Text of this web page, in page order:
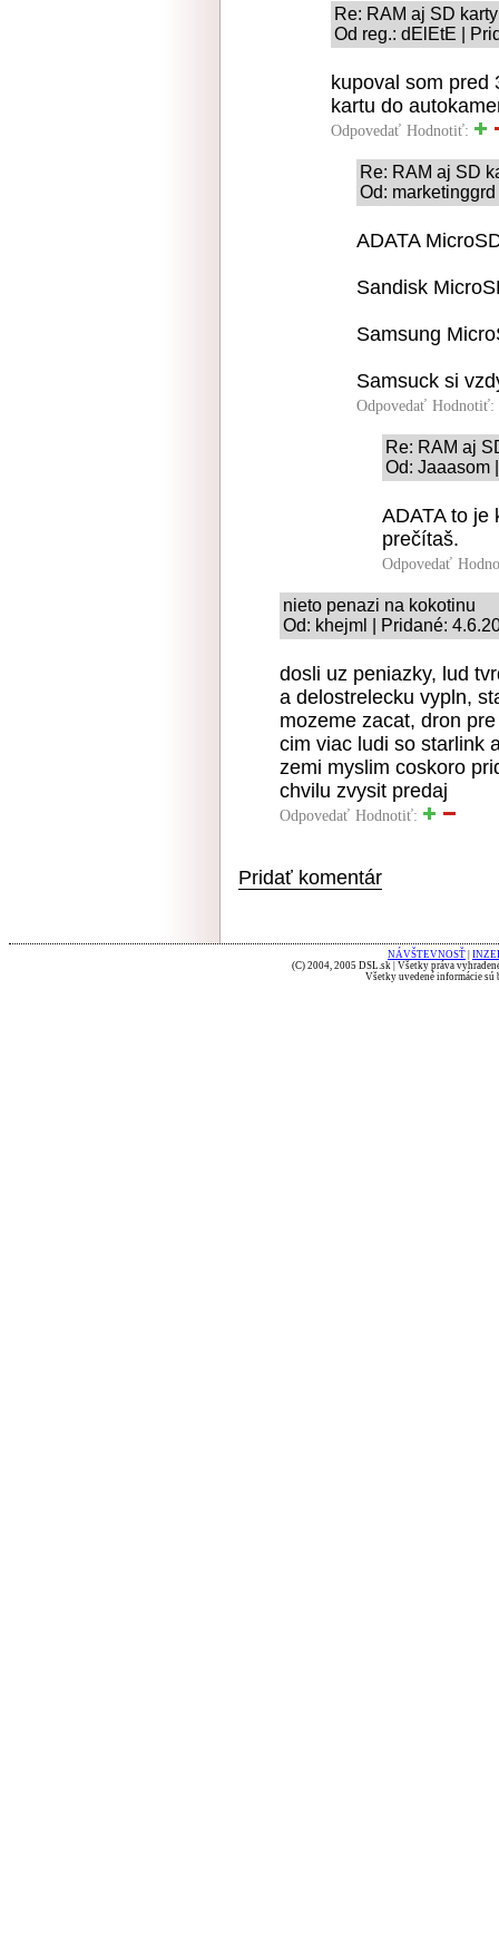
Re: RAM aj SD karty
Od reg.: dElEtE |
kupoval som pred
kartu do
Odpovedať Hodnotiť:
Re: RAM aj SD
Od:
ADATA
Sandisk
Samsung
Samsuck si
Odpovedať Hodnotiť:
Re: RAM aj
Od: Jaaasom
ADATA to je
prečítaš.
Odpovedať
nieto penazi na kokotinu
Od: khejml | Pridané:
dosli uz peniazky, lud
a delostrelecku vypln,
mozeme zacat, dron
cim viac ludi so starlink
zemi myslim coskoro
chvilu zvysit predaj
Odpovedať Hodnotiť:
Pridať komentár
NÁVŠTEVNOSŤ
(C) 2004, 2005 DSL.sk | Všetky práva
Všetky uvedené informácie sú